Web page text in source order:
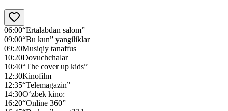
06:00“Ertalabdan salom”
09:00“Bu kun” yangiliklar
09:20Musiqiy tanaffus
10:20Dovuchchalar
10:40“The cover up kids”
12:30Kinofilm
12:35“Telemagazin”
14:30O‘zbek kino:
16:20“Online 360”